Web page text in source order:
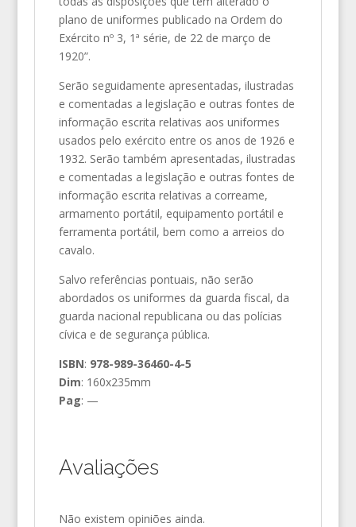
plano de uniformes publicado na Ordem do
Exército nº 3, 1ª série, de 22 de março de
1920”.
Serão seguidamente apresentadas, ilustradas
e comentadas a legislação e outras fontes de
informação escrita relativas aos uniformes
usados pelo exército entre os anos de 1926 e
1932. Serão também apresentadas, ilustradas
e comentadas a legislação e outras fontes de
informação escrita relativas a correame,
armamento portátil, equipamento portátil e
ferramenta portátil, bem como a arreios do
cavalo.
Salvo referências pontuais, não serão
abordados os uniformes da guarda fiscal, da
guarda nacional republicana ou das polícias
cívica e de segurança pública.
ISBN: 978-989-36460-4-5
Dim: 160x235mm
Pag: —
Avaliações
Não existem opiniões ainda.